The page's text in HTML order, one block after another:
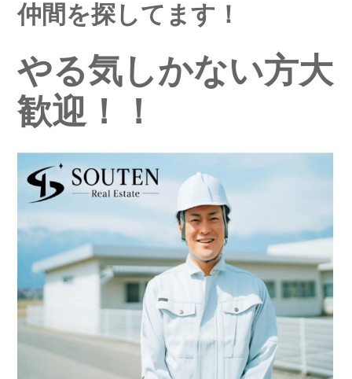
仲間を探してます！
やる気しかない方大
歓迎！！